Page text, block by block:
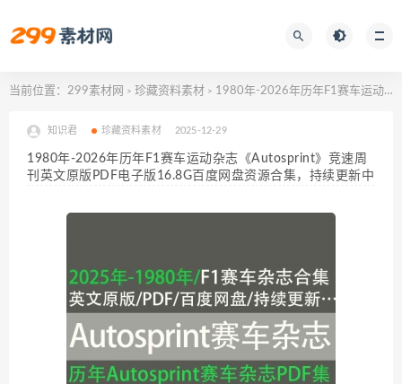
当前位置： 299素材网 > 珍藏资料素材 > 1980年-2026年历年F1赛车运动杂志《Autosprint》竞速周刊英文原版PDF电子版16.8G百度网盘资源合集，持续更新中
知识君 珍藏资料素材 2025-12-29
1980年-2026年历年F1赛车运动杂志《Autosprint》竞速周
刊英文原版PDF电子版16.8G百度网盘资源合集，持续更新中